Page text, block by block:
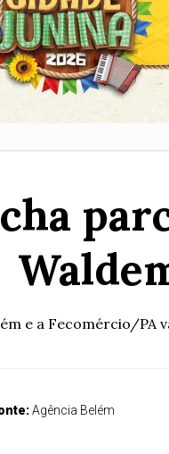
e a Fecomércio/
Agência Belém